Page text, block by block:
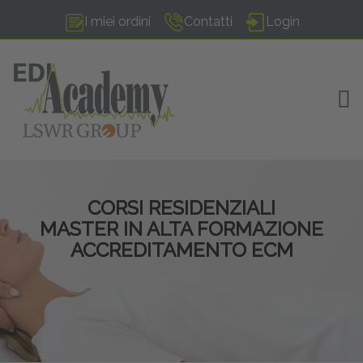
I miei ordini Contatti Login
CORSI RESIDENZIALI
MASTER IN ALTA FORMAZIONE
ACCREDITAMENTO ECM